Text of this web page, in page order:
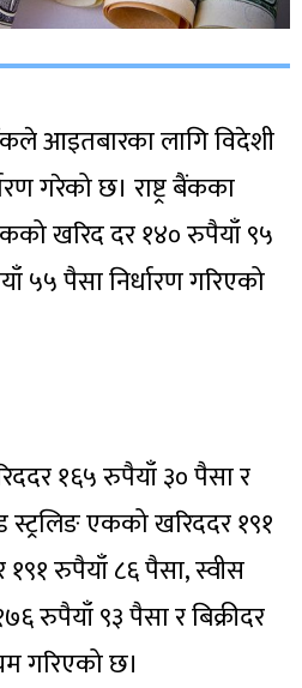
आइतबारका लागि विदेशी
गरेको छ। राष्ट्र बैंकका
खरिद दर १४० रुपैयाँ ९५
५५ पैसा निर्धारण गरिएको
१६५ रुपैयाँ ३० पैसा र
स्ट्रलिङ एकको खरिददर १९१
१९१ रुपैयाँ ८६ पैसा, स्वीस
रुपैयाँ ९३ पैसा र बिक्रीदर
गरिएको छ।